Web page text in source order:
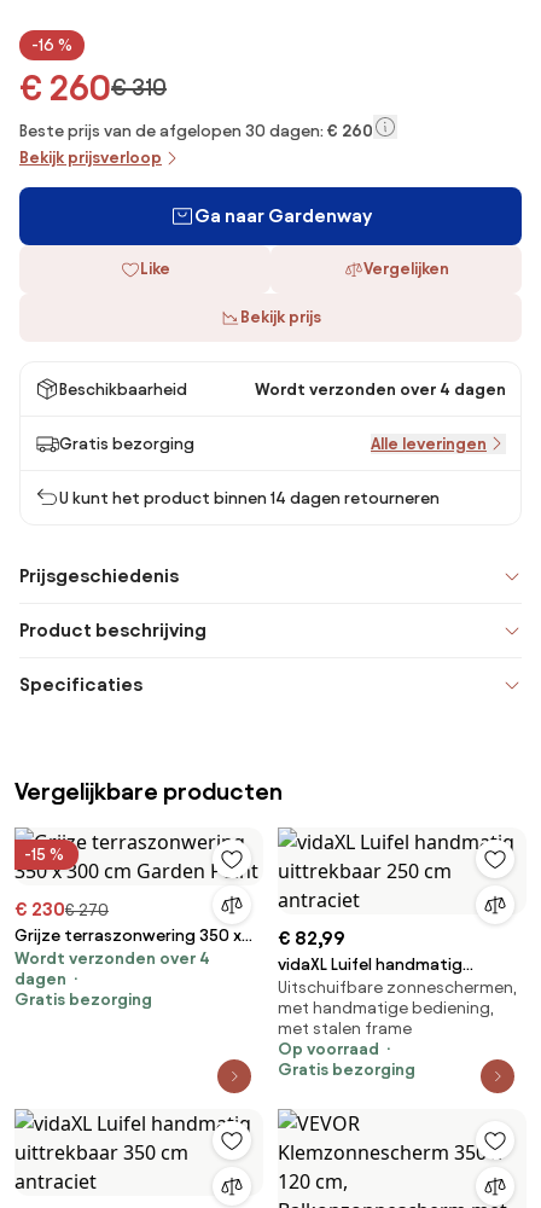
-16 %
€ 260€ 310
Beste prijs van de afgelopen 30 dagen: € 260
Bekijk prijsverloop
Ga naar Gardenway
Like Vergelijken
Bekijk prijs
Beschikbaarheid Wordt verzonden over 4 dagen
Gratis bezorging Alle leveringen
U kunt het product binnen 14 dagen retourneren
Prijsgeschiedenis
Product beschrijving
Specificaties
Vergelijkbare producten
-15 %
€ 230€ 270
Grijze terraszonwering 350 x
300 cm Garden Point
Wordt verzonden over 4
dagen
Gratis bezorging
€ 82,99
vidaXL Luifel handmatig
uittrekbaar 250 cm antraciet
Uitschuifbare zonneschermen,
met handmatige bediening,
met stalen frame
Op voorraad
Gratis bezorging